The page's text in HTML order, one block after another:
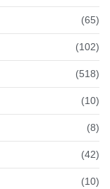
(65)
(102)
(518)
(10)
(8)
(42)
(10)